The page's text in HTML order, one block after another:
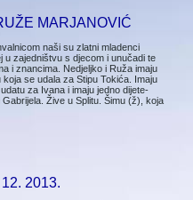
MARJANOVIĆ
naši su zlatni mladenci
u zajedništvu s djecom i unučadi te
i znancima. Nedjeljko i Ruža imaju
koja se udala za Stipu Tokića. Imaju
za Ivana i imaju jedno dijete-
Gabrijela. Žive u Splitu. Šimu (ž), koja
2013.